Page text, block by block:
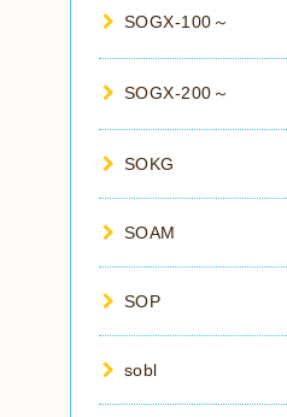
SOGX-100～
SOGX-200～
SOKG
SOAM
SOP
sobl